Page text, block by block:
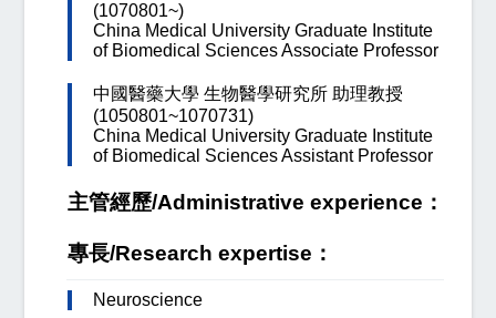
(1070801~)
China Medical University Graduate Institute
of Biomedical Sciences Associate Professor
中國醫藥大學 生物醫學研究所 助理教授
(1050801~1070731)
China Medical University Graduate Institute
of Biomedical Sciences Assistant Professor
主管經歷/Administrative experience：
專長/Research expertise：
Neuroscience